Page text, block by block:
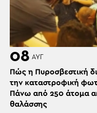
08 ΑΥΓ
Πώς η Πυροσβεστική
την καταστροφική
Πάνω από 250 άτομα
θαλάσσης